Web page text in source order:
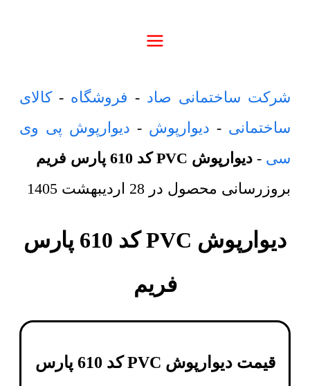
شرکت ساختمانی صاد - فروشگاه -کالای
ساختمانی - دیوارپوش - دیوارپوش پی وی
سی - دیوارپوش PVC کد 610 پارس فریم
بروزرسانی محصول در 28 اردیبهشت 1405
دیوارپوش PVC کد 610 پارس
فریم
قیمت دیوارپوش PVC کد 610 پارس